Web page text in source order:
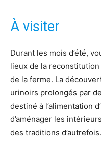
À visiter
Durant les mois d’été,
lieux de la
de la ferme. La
urinoirs prolongés par
destiné à l’alimentation
d’aménager les
des traditions d’autrefois.